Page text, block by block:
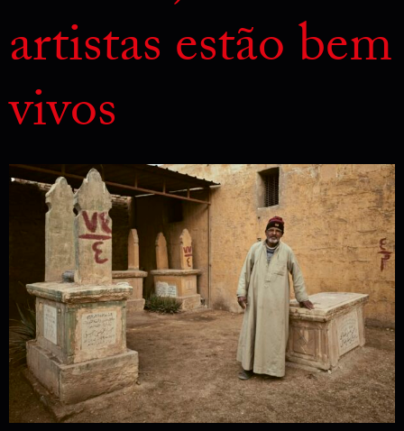
artistas estão bem
vivos